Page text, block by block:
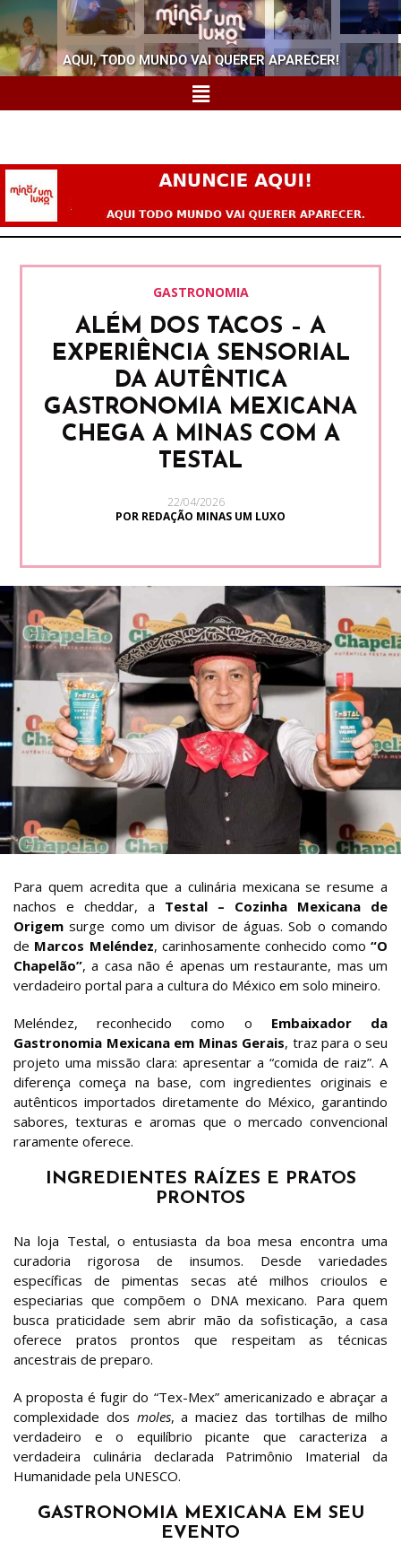
AQUI, TODO MUNDO VAI QUERER APARECER!
GASTRONOMIA
ALÉM DOS TACOS – A
EXPERIÊNCIA SENSORIAL
DA AUTÊNTICA
GASTRONOMIA MEXICANA
CHEGA A MINAS COM A
TESTAL
22/04/2026
POR REDAÇÃO MINAS UM LUXO
Para quem acredita que a culinária mexicana se resume a
nachos e cheddar, a Testal – Cozinha Mexicana de
Origem surge como um divisor de águas. Sob o comando
de Marcos Meléndez, carinhosamente conhecido como“O
Chapelão”, a casa não é apenas um restaurante, mas um
verdadeiro portal para a cultura do México em solo mineiro.
Meléndez, reconhecido como o Embaixador da
Gastronomia Mexicana em Minas Gerais, traz para o seu
projeto uma missão clara: apresentar a “comida de raiz”. A
diferença começa na base, com ingredientes originais e
autênticos importados diretamente do México, garantindo
sabores, texturas e aromas que o mercado convencional
raramente oferece.
INGREDIENTES RAÍZES E PRATOS
PRONTOS
Na loja Testal, o entusiasta da boa mesa encontra uma
curadoria rigorosa de insumos. Desde variedades
específicas de pimentas secas até milhos crioulos e
especiarias que compõem o DNA mexicano. Para quem
busca praticidade sem abrir mão da sofisticação, a casa
oferece pratos prontos que respeitam as técnicas
ancestrais de preparo.
A proposta é fugir do “Tex-Mex” americanizado e abraçar a
complexidade dos moles, a maciez das tortilhas de milho
verdadeiro e o equilíbrio picante que caracteriza a
verdadeira culinária declarada Patrimônio Imaterial da
Humanidade pela UNESCO.
GASTRONOMIA MEXICANA EM SEU
EVENTO